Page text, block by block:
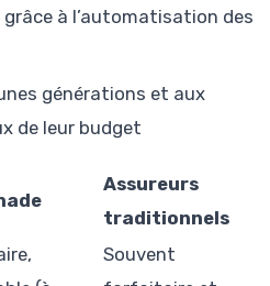
à l’automatisation des
générations et aux
de leur budget
Assureurs
traditionnels
Souvent